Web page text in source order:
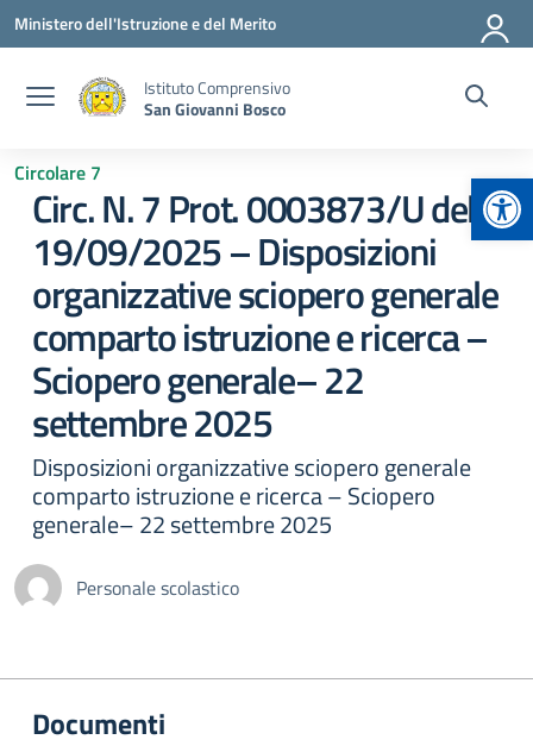
Vai ai contenuti
Vai al menu di navigazione
Vai al footer
Ministero dell'Istruzione e del Merito
Istituto Comprensivo
San Giovanni Bosco
Circolare 7
Circ. N. 7 Prot. 0003873/U del
19/09/2025 – Disposizioni
organizzative sciopero generale
comparto istruzione e ricerca –
Sciopero generale– 22
settembre 2025
Disposizioni organizzative sciopero generale
comparto istruzione e ricerca – Sciopero
generale– 22 settembre 2025
Personale scolastico
Documenti